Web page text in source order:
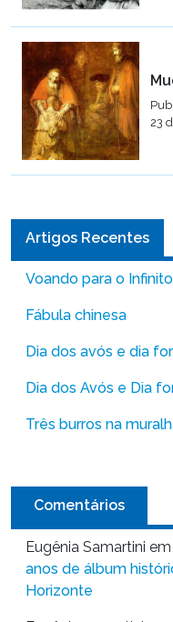
23
Artigos Recentes
Voando para o Infinito
Fábula chinesa
Dia dos avós e dia
Dia dos Avós e Dia
Três burros na
Comentários
Eugênia Samartini em
anos de álbum
Horizonte